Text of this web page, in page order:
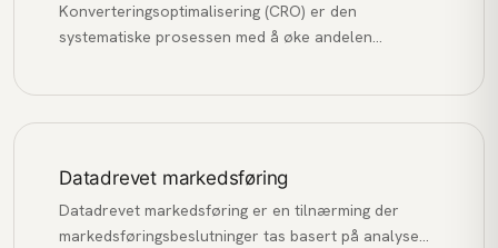
Konverteringsoptimalisering (CRO) er den
systematiske prosessen med å øke andelen
Datadrevet markedsføring
Datadrevet markedsføring er en tilnærming der
markedsføringsbeslutninger tas basert på analyse